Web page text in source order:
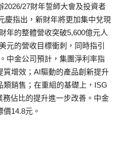
27財年誓師大會及投資者
慶指出，新財年將更加集中兌現
年的整體營收突破5,600億元人
元的營收目標衝刺，同時指引
中金公司預計，集團淨利率指
質增效；AI驅動的產品創新提升
銷售；在重組的基礎上，ISG
佔比的提升進一步改善。中金
14.8元。